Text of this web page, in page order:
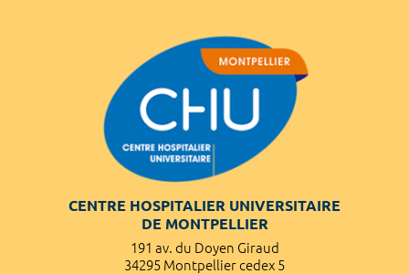
CENTRE HOSPITALIER UNIVERSITAIRE
DE MONTPELLIER
191 av. du Doyen Giraud
34295 Montpellier cedex 5